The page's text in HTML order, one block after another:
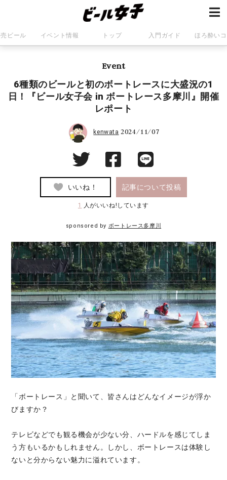
ビール イベント情報 トップ 入門ガイド ほろ酔い
Event
6種類のビールと初のボートレースに大盛況の1
日！『ビール女子会 in ボートレース多摩川』開催
レポート
kenwata 2024/11/07
いいね！ 記事について投稿
1 人がいいね!しています
sponsored by ボートレース多摩川
「ボートレース」と聞いて、皆さんはどんなイメージが浮か
びますか？
テレビなどでも観る機会が少ない分、ハードルを感じてしま
う方もいるかもしれません。しかし、ボートレースは体験し
ないと分からない魅力に溢れています。